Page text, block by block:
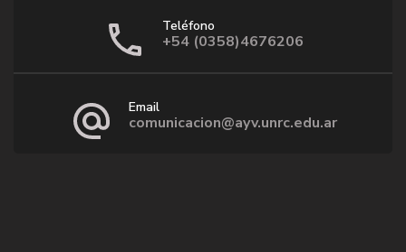
Teléfono
+54 (0358)4676206
Email
comunicacion@ayv.unrc.edu.ar